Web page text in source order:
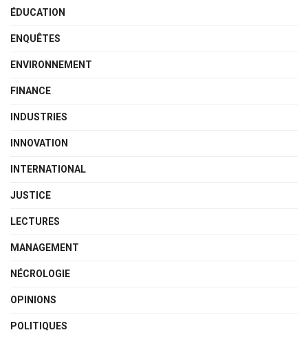
ÉDUCATION
ENQUÊTES
ENVIRONNEMENT
FINANCE
INDUSTRIES
INNOVATION
INTERNATIONAL
JUSTICE
LECTURES
MANAGEMENT
NÉCROLOGIE
OPINIONS
POLITIQUES